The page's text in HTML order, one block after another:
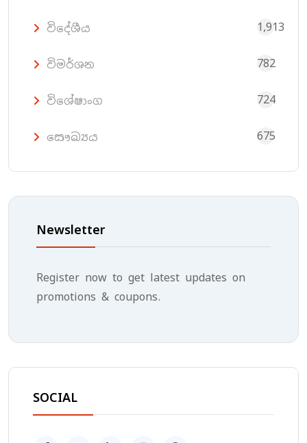
විදේශීය 1,913
විමර්ශන 782
විශේෂාංග 724
සෞඛ්‍යය 675
Newsletter
Register now to get latest updates on
promotions & coupons.
SOCIAL